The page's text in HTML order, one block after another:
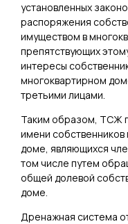
установленных
распоряжения
имуществом в
препятствующих
интересы
многоквартирном
третьими лицами.
Таким образом, ТСЖ
имени
доме, являющихся
том числе путем
общей долевой
доме.
Дренажная система